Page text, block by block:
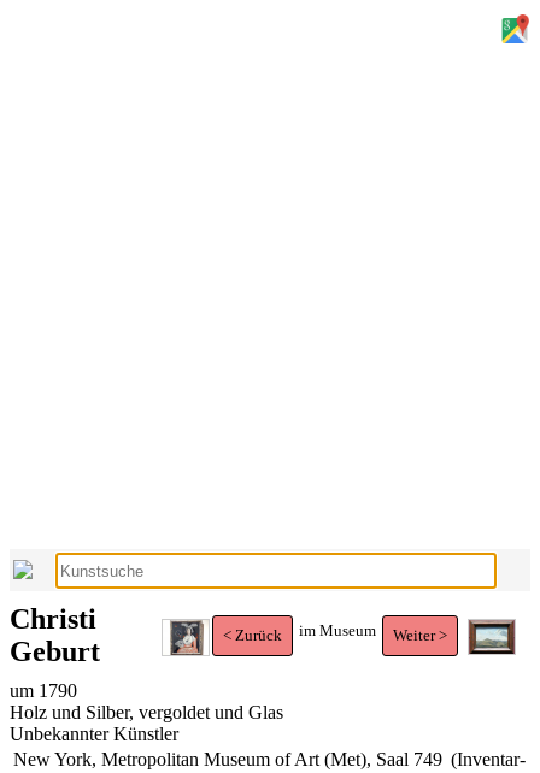
< Zurück im Museum Weiter >
Christi
Geburt
um 1790
Holz und Silber, vergoldet und Glas
Unbekannter Künstler
New York, Metropolitan Museum of Art (Met), Saal 749 (Inventar-